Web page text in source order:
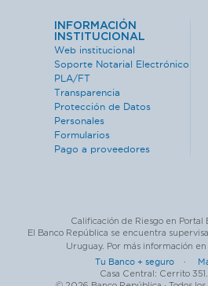
INFORMACIÓN
INSTITUCIONAL
Web institucional
Soporte Notarial Electrónico
PLA/FT
Transparencia
Protección de Datos
Personales
Formularios
Pago a proveedores
Calificación de Riesgo en Portal
El Banco República se encuentra
Uruguay. Por más información en
Tu Banco + seguro ·
Casa Central: Cerrito 351.